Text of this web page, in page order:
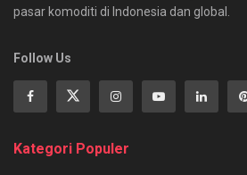
pasar komoditi di Indonesia dan global.
Follow Us
Kategori Populer